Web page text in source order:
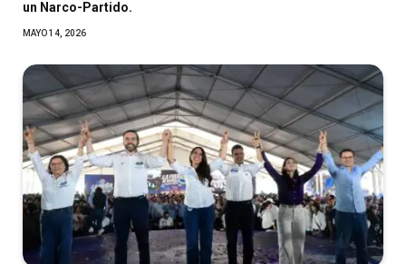
un Narco-Partido.
MAYO 14, 2026